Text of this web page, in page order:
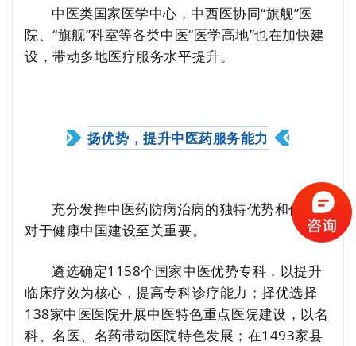
中医类国家医学中心，中西医协同“旗舰”医
院、“旗舰”科室等各类中医“医学高地”也在加快建
设，带动多地医疗服务水平提升。
扬优势，提升中医药服务能力
充分发挥中医药防病治病的独特优势和作用，
对于健康中国建设至关重要。
遴选确定1158个国家中医优势专科，以提升
临床疗效为核心，提高专科诊疗能力；择优选择
138家中医医院开展中医特色重点医院建设，以名
科、名医、名药带动医院特色发展；在1493家县